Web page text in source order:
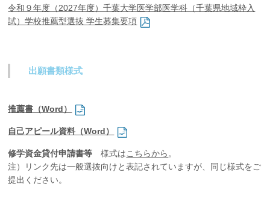
令和９年度（2027年度）千葉大学医学部医学科（千葉県地域枠入
試）学校推薦型選抜 学生募集要項
出願書類様式
推薦書（Word）
自己アピール資料（Word）
修学資金貸付申請書等様式はこちらから。
注）リンク先は一般選抜向けと表記されていますが、同じ様式をご
提出ください。